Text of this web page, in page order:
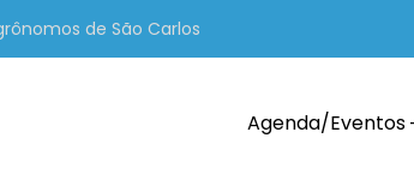
de São Carlos
Agenda/Eventos